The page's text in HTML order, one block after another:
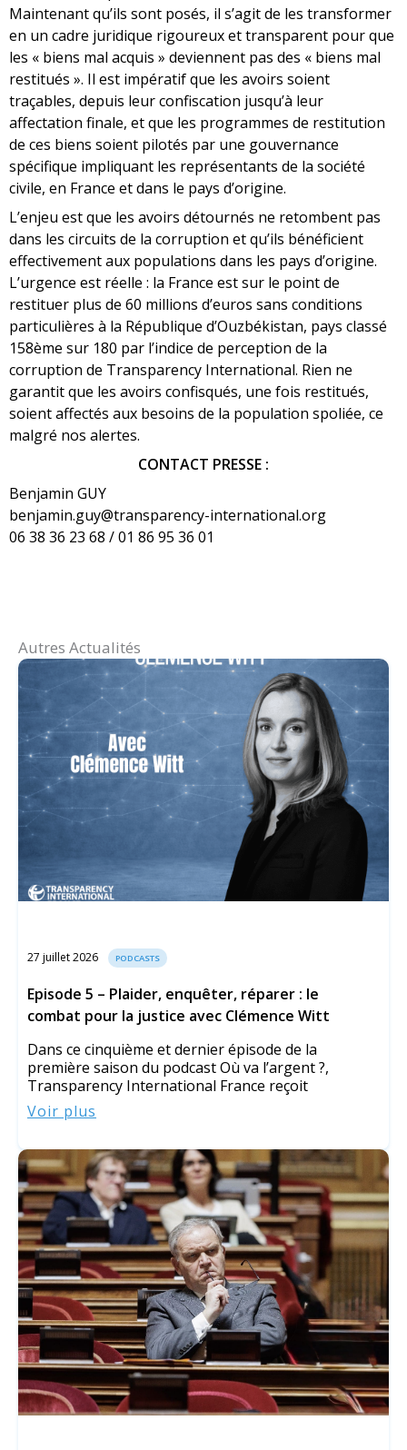
Maintenant qu’ils sont posés, il s’agit de les transformer
en un cadre juridique rigoureux et transparent pour que
les « biens mal acquis » deviennent pas des « biens mal
restitués ». Il est impératif que les avoirs soient
traçables, depuis leur confiscation jusqu’à leur
affectation finale, et que les programmes de restitution
de ces biens soient pilotés par une gouvernance
spécifique impliquant les représentants de la société
civile, en France et dans le pays d’origine.
L’enjeu est que les avoirs détournés ne retombent pas
dans les circuits de la corruption et qu’ils bénéficient
effectivement aux populations dans les pays d’origine.
L’urgence est réelle : la France est sur le point de
restituer plus de 60 millions d’euros sans conditions
particulières à la République d’Ouzbékistan, pays classé
158ème sur 180 par l’indice de perception de la
corruption de Transparency International. Rien ne
garantit que les avoirs confisqués, une fois restitués,
soient affectés aux besoins de la population spoliée, ce
malgré nos alertes.
CONTACT PRESSE :
Benjamin GUY
benjamin.guy@transparency-international.org
06 38 36 23 68 / 01 86 95 36 01
Autres Actualités
27 juillet 2026 PODCASTS
Episode 5 – Plaider, enquêter, réparer : le
combat pour la justice avec Clémence Witt
Dans ce cinquième et dernier épisode de la
première saison du podcast Où va l’argent ?,
Transparency International France reçoit
Voir plus